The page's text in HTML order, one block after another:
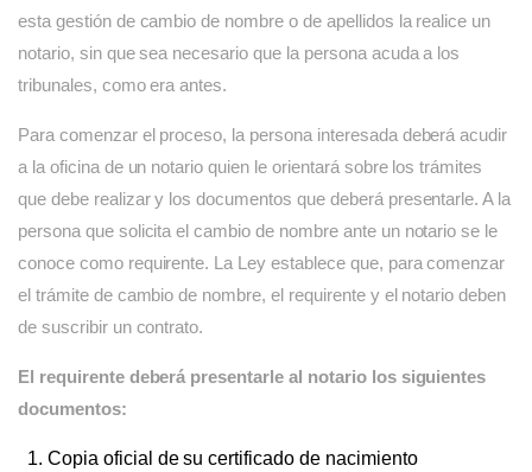
esta gestión de cambio de nombre o de apellidos la realice un
notario, sin que sea necesario que la persona acuda a los
tribunales, como era antes.
Para comenzar el proceso, la persona interesada deberá acudir
a la oficina de un notario quien le orientará sobre los trámites
que debe realizar y los documentos que deberá presentarle. A la
persona que solicita el cambio de nombre ante un notario se le
conoce como requirente. La Ley establece que, para comenzar
el trámite de cambio de nombre, el requirente y el notario deben
de suscribir un contrato.
El requirente deberá presentarle al notario los siguientes
documentos:
Copia oficial de su certificado de nacimiento